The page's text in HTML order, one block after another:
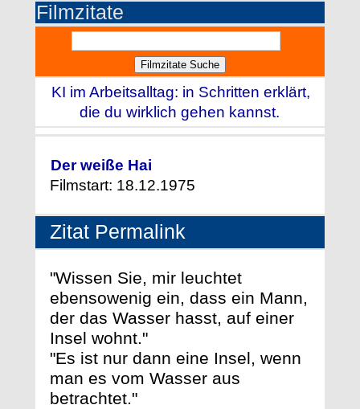
Filmzitate
KI im Arbeitsalltag: in Schritten erklärt,
die du wirklich gehen kannst.
Der weiße Hai
Filmstart: 18.12.1975
Zitat Permalink
"Wissen Sie, mir leuchtet
ebensowenig ein, dass ein Mann,
der das Wasser hasst, auf einer
Insel wohnt."
"Es ist nur dann eine Insel, wenn
man es vom Wasser aus
betrachtet."